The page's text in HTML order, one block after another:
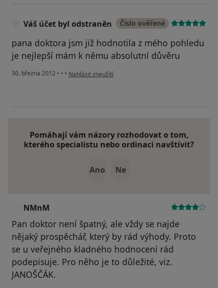
Váš účet byl odstraněn Číslo ověřené
pana doktora jsm již hodnotila z mého pohledu
je nejlepší mám k němu absolutní důvěru
30. března 2012 • • • podle názoru uživatele Váš účet byl odstraněn
Nahlásit zneužití
Pomáhají vám názory rozhodovat o tom,
kterého specialistu nebo ordinaci navštívit?
Ano Ne
NMnM
Pan doktor není špatný, ale vždy se najde
nějaký prospěchář, který by rád výhody. Proto
se u veřejného kladného hodnocení rád
podepisuje. Pro něho je to důležité, viz.
JANOŠČÁK.